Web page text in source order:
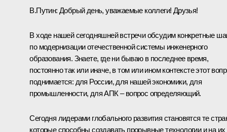
В.Путин: Добрый день, уважаемые коллеги! Друзья!
В ходе нашей сегодняшней встречи обсудим конкретные
по модернизации отечественной системы инженерного
образования. Знаете, где ни бываю в последнее время,
постоянно так или иначе, в том или ином контексте этот
поднимается: для России, для нашей экономики, для
промышленности, для АПК – вопрос определяющий.
Сегодня лидерами глобального развития становятся те
которые способны создавать прорывные технологии и на их